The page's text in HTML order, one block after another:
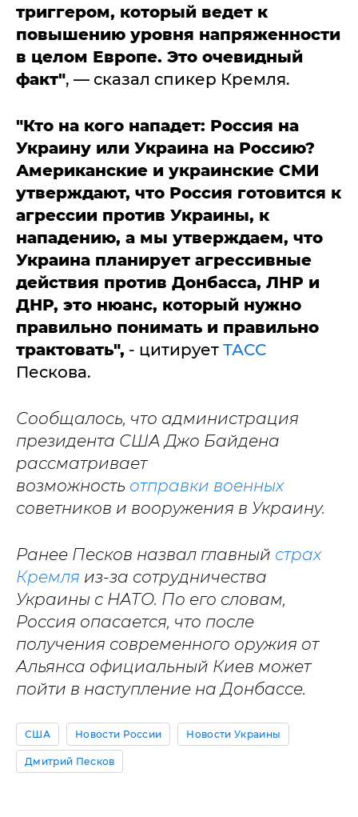
триггером, который ведет к
повышению уровня напряженности
в целом Европе. Это очевидный
факт", — сказал спикер Кремля.
"Кто на кого нападет: Россия на
Украину или Украина на Россию?
Американские и украинские СМИ
утверждают, что Россия готовится к
агрессии против Украины, к
нападению, а мы утверждаем, что
Украина планирует агрессивные
действия против Донбасса, ЛНР и
ДНР, это нюанс, который нужно
правильно понимать и правильно
трактовать", - цитирует ТАСС
Пескова.
Сообщалось, что администрация
президента США Джо Байдена
рассматривает
возможность отправки военных
советников и вооружения в Украину.
Ранее Песков назвал главный страх
Кремля из-за сотрудничества
Украины с НАТО. По его словам,
Россия опасается, что после
получения современного оружия от
Альянса официальный Киев может
пойти в наступление на Донбассе.
США Новости России Новости Украины
Дмитрий Песков